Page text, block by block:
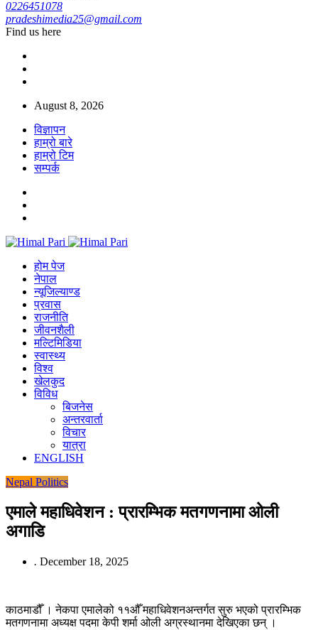
0226451078
pradeshimedia25@gmail.com
Find us here
August 8, 2026
विज्ञापन
हाम्रो बारे
हाम्रो टिम
सम्पर्क
होम पेज
नेपाल
न्यूजिल्याण्ड
प्रवास
राजनीति
जीवनशैली
मल्टिमिडिया
स्वास्थ्य
विश्व
खेलकुद
विविध
बिजनेस
अन्तरवार्ता
विचार
यात्रा
ENGLISH
Nepal Politics
एमाले महाधिवेशन : प्रारम्भिक मतगणनामा ओली
अगाडि
. December 18, 2025
काठमाडौँ । नेकपा एमालेको ११औँ महाधिवेशनअन्तर्गत सुरु भएको प्रारम्भिक
मतगणनामा अध्यक्ष पदमा केपी शर्मा ओली अग्रस्थानमा देखिएका छन् ।